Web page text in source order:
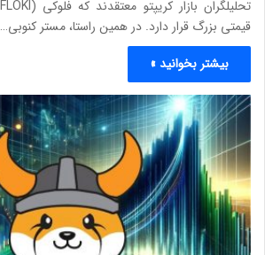
قیمتی بزرگ قرار دارد. در همین راستا، مستر کنوبی…
بیشتر بخوانید »